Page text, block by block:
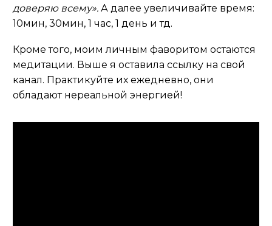
доверяю всему». А далее увеличивайте время:
10мин, 30мин, 1 час, 1 день и тд.
Кроме того, моим личным фаворитом остаются
медитации. Выше я оставила ссылку на свой
канал. Практикуйте их ежедневно, они
обладают нереальной энергией!